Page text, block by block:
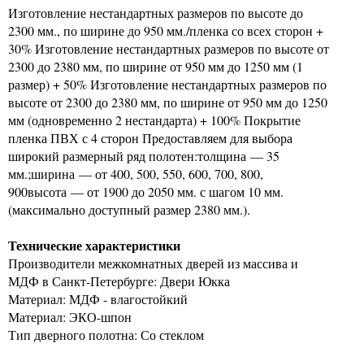
Изготовление нестандартных размеров по высоте до
2300 мм., по ширине до 950 мм./пленка со всех сторон +
30% Изготовление нестандартных размеров по высоте от
2300 до 2380 мм, по ширине от 950 мм до 1250 мм (1
размер) + 50% Изготовление нестандартных размеров по
высоте от 2300 до 2380 мм, по ширине от 950 мм до 1250
мм (одновременно 2 нестандарта) + 100% Покрытие
пленка ПВХ с 4 сторон Предоставляем для выбора
широкий размерный ряд полотен:толщина — 35
мм.;ширина — от 400, 500, 550, 600, 700, 800,
900высота — от 1900 до 2050 мм. с шагом 10 мм.
(максимально доступный размер 2380 мм.).
Технические характеристики
Производители межкомнатных дверей из массива и
МДФ в Санкт-Петербурге: Двери Юкка
Материал: МДФ - влагостойкий
Материал: ЭКО-шпон
Тип дверного полотна: Со стеклом